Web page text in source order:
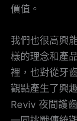
價值。
我們也很高興
樣的理念和產
裡，也對從牙
觀點產生了興
Reviv 夜間護